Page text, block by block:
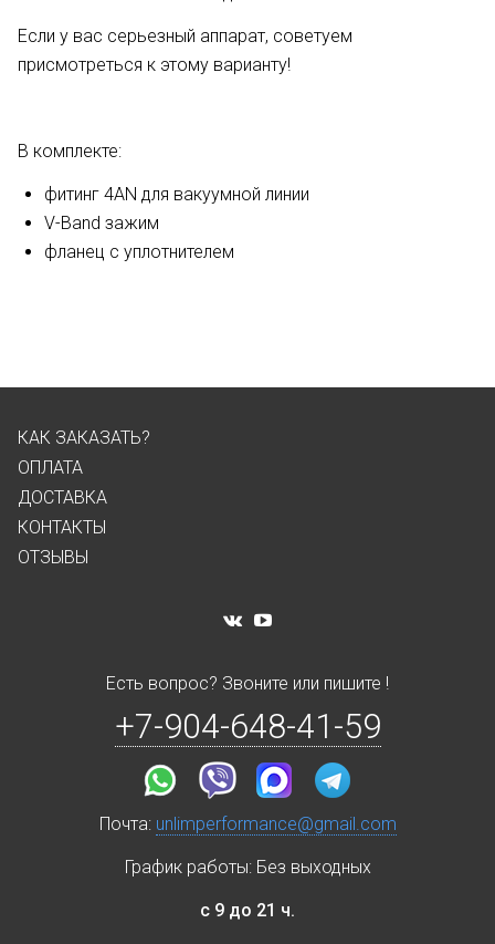
Если у вас серьезный аппарат, советуем
присмотреться к этому варианту!
В комплекте:
фитинг 4AN для вакуумной линии
V-Band зажим
фланец с уплотнителем
КАК ЗАКАЗАТЬ?
ОПЛАТА
ДОСТАВКА
КОНТАКТЫ
ОТЗЫВЫ
Есть вопрос? Звоните или пишите !
+7-904-648-41-59
Почта: unlimperformance@gmail.com
График работы: Без выходных
с 9 до 21 ч.